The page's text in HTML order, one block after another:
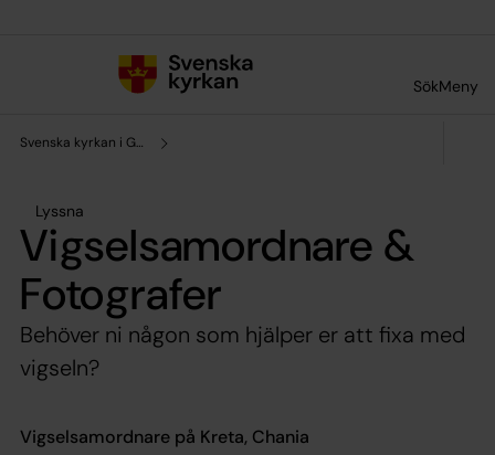
SökMeny
Svenska kyrkan i Grekland
Lyssna
Vigselsamordnare &
Fotografer
Behöver ni någon som hjälper er att fixa med
vigseln?
Vigselsamordnare på Kreta, Chania